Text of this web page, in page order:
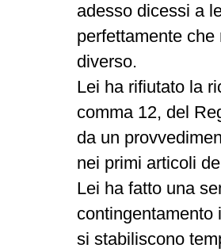
adesso dicessi a
perfettamente
diverso.
Lei ha rifiutato la
comma 12, del
da un
nei primi articoli
Lei ha fatto una
contingentamento
si stabiliscono